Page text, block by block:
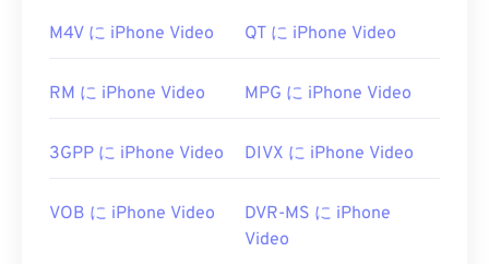
AVIファイルはインターネット向けに最適化されて
プレーヤーをご利用ください。
開発元:
Microsoft
役立つリンク:
https://en.wikipedia.org/wiki/Audio_Video_Interleave
M4V に iPhone Video QT に iPhone Video
RM に iPhone Video MPG に iPhone Video
3GPP に iPhone Video DIVX に iPhone Video
VOB に iPhone Video
DVR-MS に iPhone
Video